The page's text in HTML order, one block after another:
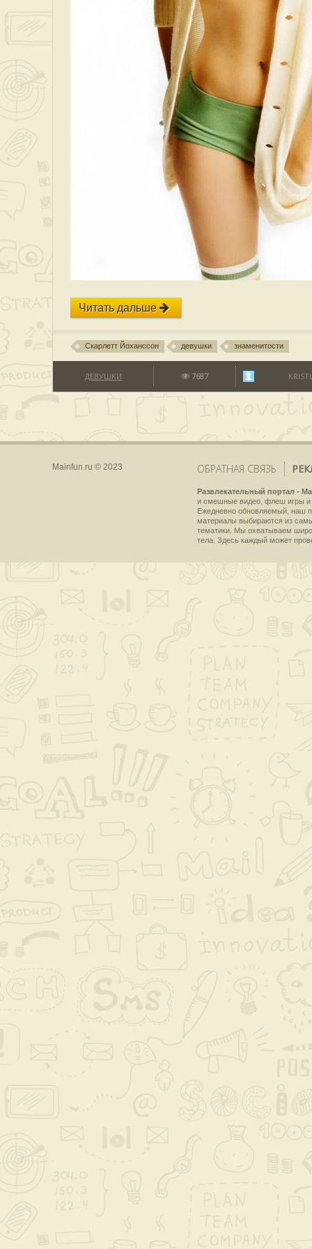
Читать дальше
Скарлетт Йоханссон девушки знаменитости
ДЕВУШКИ 7687
Mainfun.ru © 2023 ОБРАТНАЯ СВЯЗЬ
Развлекательный портал -
и смешные видео, флеш игры и
Ежедневно обновляемый, наш
материалы выбираются из
тематики. Мы охватываем
тела. Здесь каждый может